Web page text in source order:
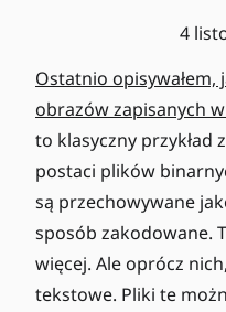
4
Ostatnio
obrazów zapisanych
to klasyczny przykład
postaci plików
są przechowywane
sposób zakodowane.
więcej. Ale oprócz
tekstowe. Pliki te